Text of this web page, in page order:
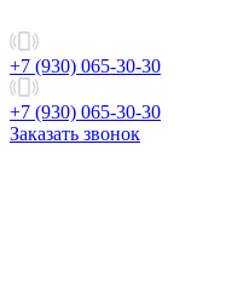
+7 (930) 065-30-30
+7 (930) 065-30-30
Заказать звонок